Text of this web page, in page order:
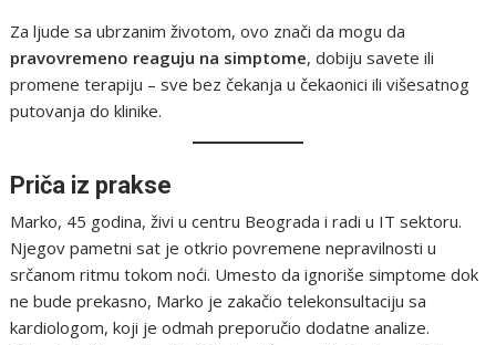
Za ljude sa ubrzanim životom, ovo znači da mogu da
pravovremeno reaguju na simptome, dobiju savete ili
promene terapiju – sve bez čekanja u čekaonici ili višesatnog
putovanja do klinike.
Priča iz prakse
Marko, 45 godina, živi u centru Beograda i radi u IT sektoru.
Njegov pametni sat je otkrio povremene nepravilnosti u
srčanom ritmu tokom noći. Umesto da ignoriše simptome dok
ne bude prekasno, Marko je zakačio telekonsultaciju sa
kardiologom, koji je odmah preporučio dodatne analize.